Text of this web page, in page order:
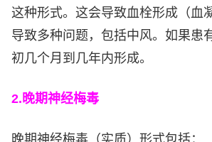
这种形式。这会导致血栓形成（血
导致多种问题，包括中风。如果患
初几个月到几年内形成。
2. 晚期神经梅毒
晚期神经梅毒（实质）形式包括：